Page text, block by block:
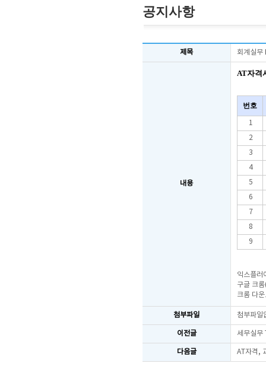
공지사항
제목 회계실무
내용
AT자격
번호
1
2
3
4
5
6
7
8
9
익스플러
구글 크
크롬 다
첨부파일 첨부파일
이전글 세무실무
다음글 AT자격,